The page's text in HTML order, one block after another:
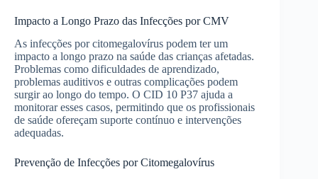
Impacto a Longo Prazo das Infecções por CMV
As infecções por citomegalovírus podem ter um
impacto a longo prazo na saúde das crianças afetadas.
Problemas como dificuldades de aprendizado,
problemas auditivos e outras complicações podem
surgir ao longo do tempo. O CID 10 P37 ajuda a
monitorar esses casos, permitindo que os profissionais
de saúde ofereçam suporte contínuo e intervenções
adequadas.
Prevenção de Infecções por Citomegalovírus